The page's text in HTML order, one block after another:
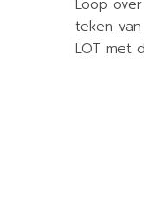
Loop
teken
LOT met